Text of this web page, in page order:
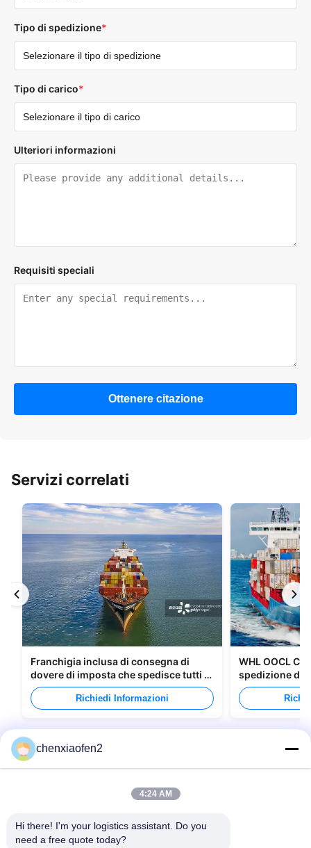
Tipo di spedizione*
Tipo di carico*
Ulteriori informazioni
Requisiti speciali
Ottenere citazione
Servizi correlati
Franchigia inclusa di consegna di
dovere di imposta che spedisce tutti i
tipi di imballaggi
Richiedi Informazioni
WHL OOCL
spedizione di
Canada
chenxiaofen2
4:24 AM
Hi there! I'm your logistics assistant. Do you
need a free quote today?